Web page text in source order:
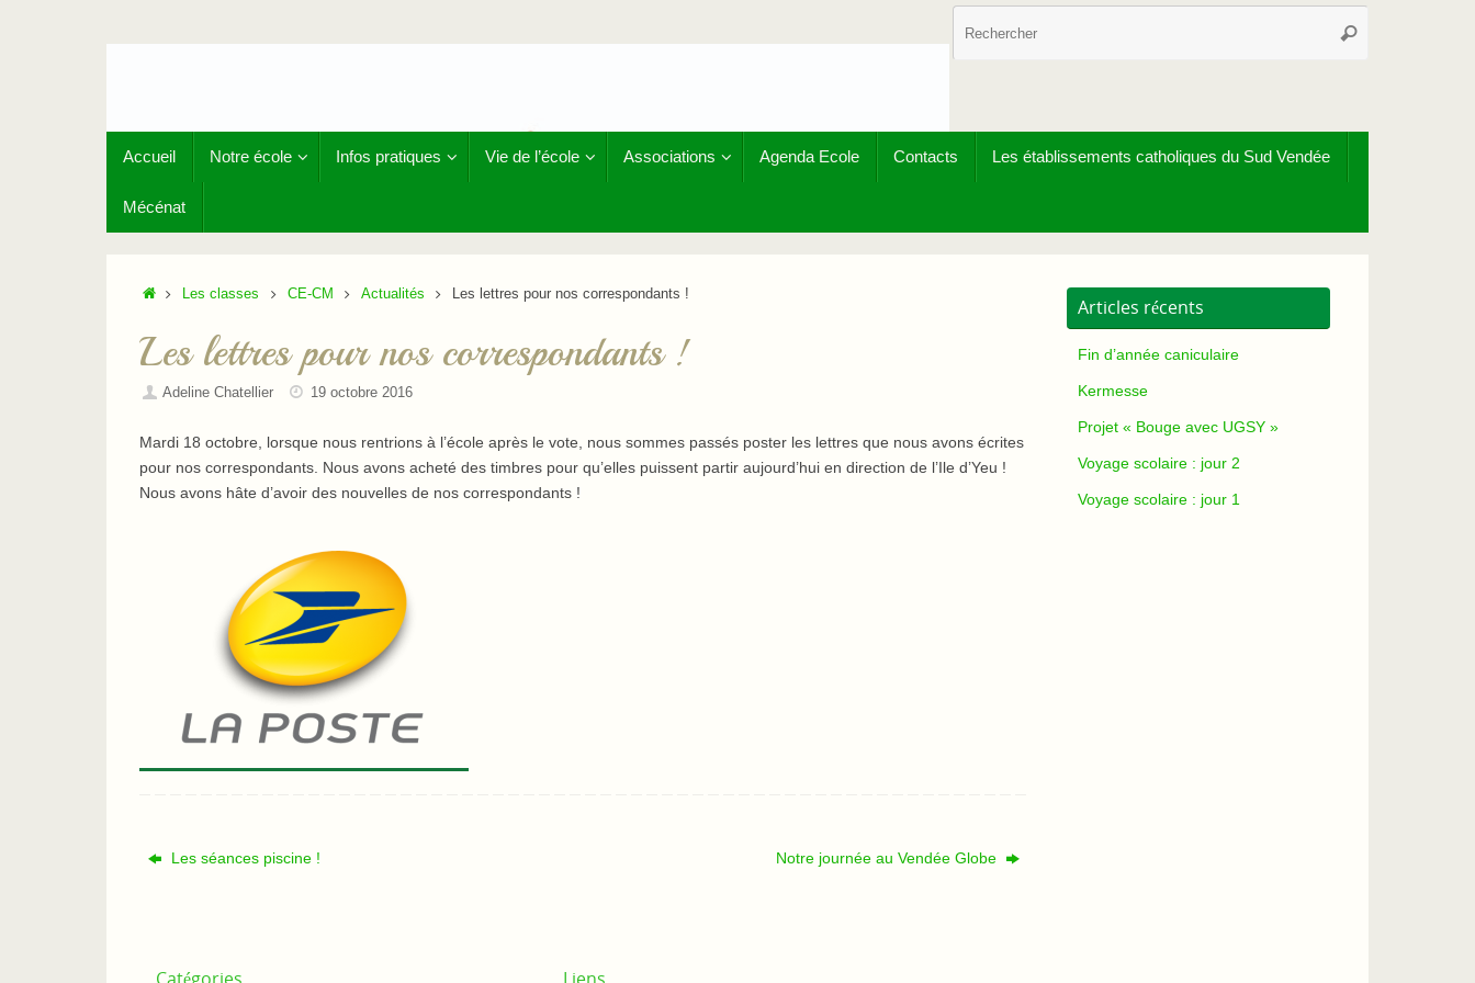
Rechercher
Accueil Notre école Infos pratiques Vie de l’école Associations Agenda Ecole Contacts Les établissements catholiques du Sud Vendée
Mécénat
AccueilLes classes CE-CM Actualités Les lettres pour nos correspondants !
Les lettres pour nos correspondants !
Adeline Chatellier 19 octobre 2016
Mardi 18 octobre, lorsque nous rentrions à l’école après le vote, nous sommes passés poster les lettres que nous avons écrites
pour nos correspondants. Nous avons acheté des timbres pour qu’elles puissent partir aujourd’hui en direction de l’Ile d’Yeu !
Nous avons hâte d’avoir des nouvelles de nos correspondants !
Les séances piscine ! Notre journée au Vendée Globe
Articles récents
Fin d’année caniculaire
Kermesse
Projet « Bouge avec UGSY »
Voyage scolaire : jour 2
Voyage scolaire : jour 1